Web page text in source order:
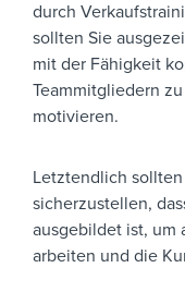
durch
sollten Sie
mit der Fähigkeit
Teammitgliedern
motivieren.
Letztendlich
sicherzustellen,
ausgebildet ist, um
arbeiten und die